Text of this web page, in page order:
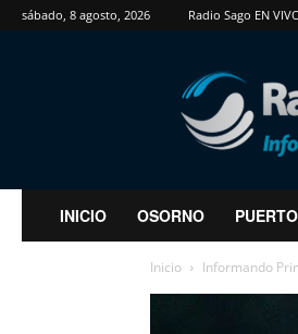
sábado, 8 agosto, 2026 Radio Sago EN
RadioSago
INICIO OSORNO
Inicio Informando